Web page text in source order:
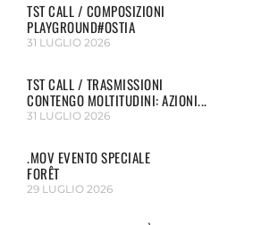
TST CALL / COMPOSIZIONI
PLAYGROUND#OSTIA
31 LUGLIO 2026
TST CALL / TRASMISSIONI
CONTENGO MOLTITUDINI: AZIONI...
31 LUGLIO 2026
.MOV EVENTO SPECIALE
FORÊT
29 LUGLIO 2026